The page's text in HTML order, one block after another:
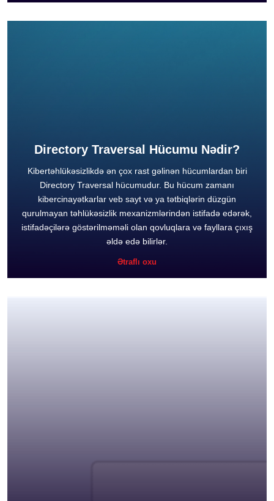
Directory Traversal Hücumu Nədir?
Kibertəhlükəsizlikdə ən çox rast gəlinən hücumlardan biri
Directory Traversal hücumudur. Bu hücum zamanı
kibercinayətkarlar veb sayt və ya tətbiqlərin düzgün
qurulmayan təhlükəsizlik mexanizmlərindən istifadə edərək,
istifadəçilərə göstərilməməli olan qovluqlara və fayllara çıxış
əldə edə bilirlər.
Ətraflı oxu